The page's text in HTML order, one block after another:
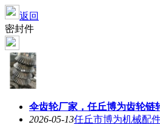
返回
密封件
伞齿轮厂家，任丘博为齿轮链
2026-05-13任丘市博为机械配